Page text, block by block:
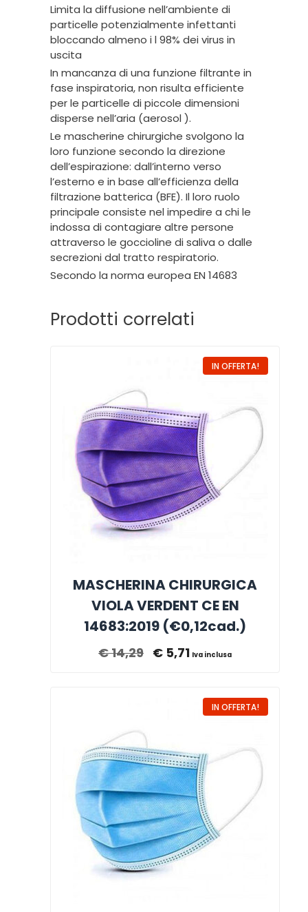
Limita la diffusione nell’ambiente di
particelle potenzialmente infettanti
bloccando almeno i l 98% dei virus in
uscita
In mancanza di una funzione filtrante in
fase inspiratoria, non risulta efficiente
per le particelle di piccole dimensioni
disperse nell’aria (aerosol ).
Le mascherine chirurgiche svolgono la
loro funzione secondo la direzione
dell’espirazione: dall’interno verso
l’esterno e in base all’efficienza della
filtrazione batterica (BFE). Il loro ruolo
principale consiste nel impedire a chi le
indossa di contagiare altre persone
attraverso le goccioline di saliva o dalle
secrezioni dal tratto respiratorio.
Secondo la norma europea EN 14683
Prodotti correlati
IN OFFERTA!
MASCHERINA CHIRURGICA
VIOLA VERDENT CE EN
14683:2019 (€0,12cad.)
€14,29 € 5,71 Iva inclusa
IN OFFERTA!